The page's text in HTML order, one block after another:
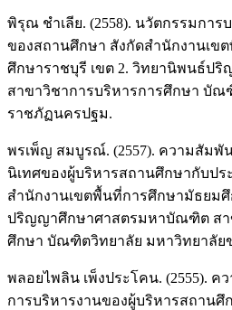
พิรุณ ชำเลีย. (2558). นวัตกรรมกา
ของสถานศึกษา สังกัดสำนักงานเข
ศึกษาราชบุรี เขต 2. วิทยานิพนธ์
สาขาวิชาการบริหารการศึกษา บัณ
ราชภัฏนครปฐม.
พรเพ็ญ สมบูรณ์. (2557). ความสัมพั
นิเทศของผู้บริหารสถานศึกษากับปร
สำนักงานเขตพื้นที่การศึกษามัธยมศึ
ปริญญาศึกษาศาสตรมหาบัณฑิต สา
ศึกษา บัณฑิตวิทยาลัย มหาวิทยาลัย
พลอยไพลิน เพ็งประโคน. (2555).
การบริหารงานของผู้บริหารสถานศึ